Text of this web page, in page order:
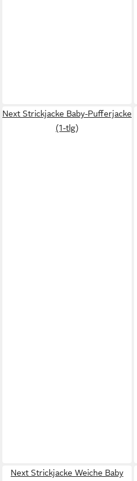
Next Strickjacke Baby-Pufferjacke
(1-tlg)
Next Strickjacke Weiche Baby